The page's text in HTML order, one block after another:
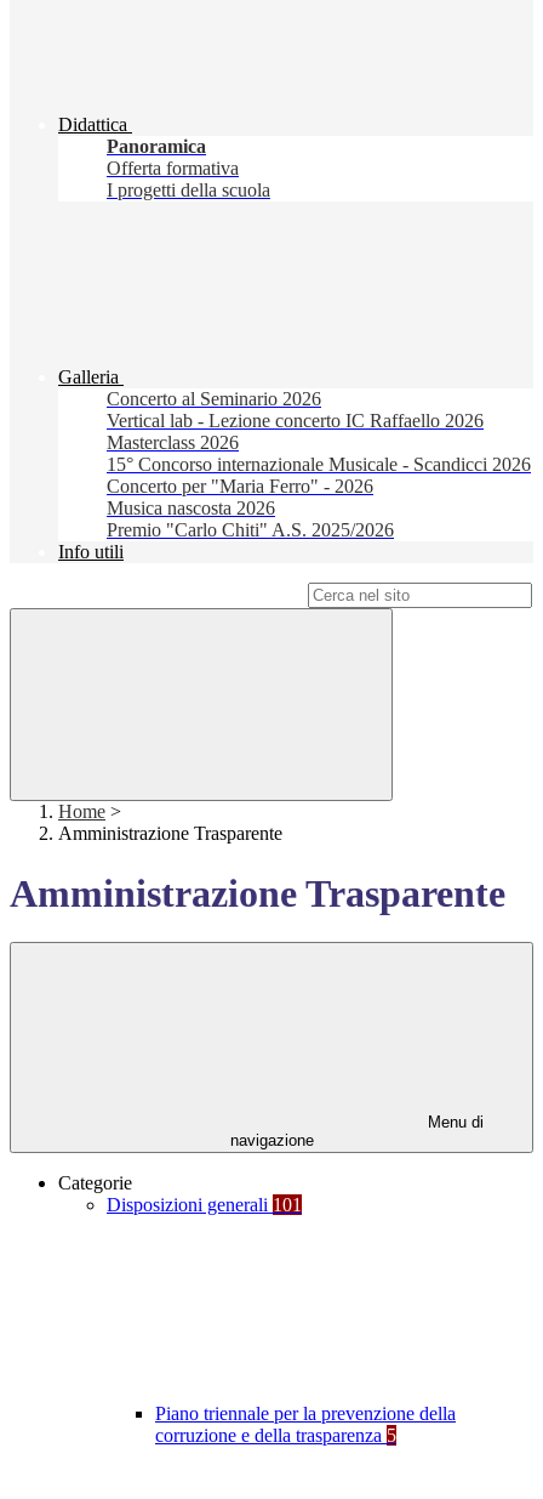
Didattica
Panoramica
Offerta formativa
I progetti della scuola
Galleria
Concerto al Seminario 2026
Vertical lab - Lezione concerto IC Raffaello 2026
Masterclass 2026
15° Concorso internazionale Musicale - Scandicci 2026
Concerto per "Maria Ferro" - 2026
Musica nascosta 2026
Premio "Carlo Chiti" A.S. 2025/2026
Info utili
Home >
Amministrazione Trasparente
Amministrazione Trasparente
Menu di
navigazione
Categorie
Disposizioni generali 101
Piano triennale per la prevenzione della
corruzione e della trasparenza 5